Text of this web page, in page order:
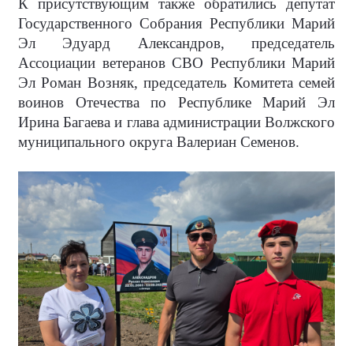
Государственного Собрания Республики Марий
Эл Эдуард Александров, председатель
Ассоциации ветеранов СВО Республики Марий
Эл Роман Возняк, председатель Комитета семей
воинов Отечества по Республике Марий Эл
Ирина Багаева и глава администрации Волжского
муниципального округа Валериан Семенов.